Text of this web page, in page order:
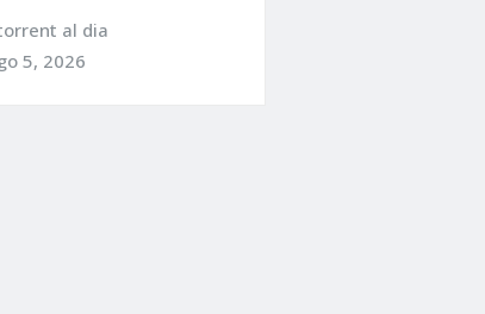
al dia
5, 2026